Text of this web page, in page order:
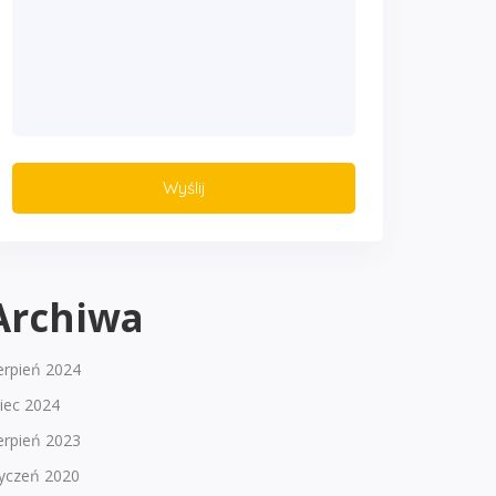
2024
2024
2023
2020